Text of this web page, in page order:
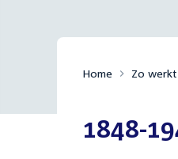
Home Zo
1848-